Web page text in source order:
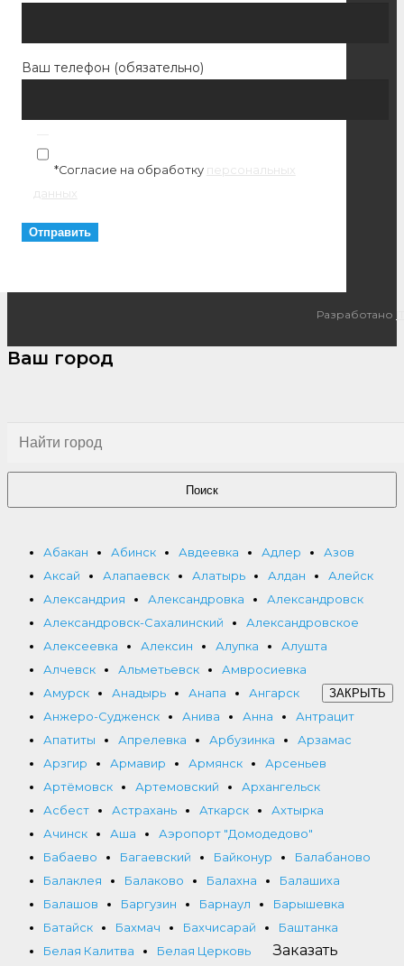
Ваш телефон (обязательно)
*Согласие на обработку персональных
данных
Разработано
Ваш город
Поиск
Абакан Абинск Авдеевка Адлер
Азов
Аксай
Алапаевск Алатырь Алдан
Алейск
Александрия
Александровка
Александровск
Александровск-Сахалинский
Александровское
Алексеевка
Алексин Алупка
Алушта
Алчевск
Альметьевск
Амвросиевка
Амурск
Анадырь Анапа
Ангарск
Анжеро-Судженск
Анива Анна
Антрацит
Апатиты
Апрелевка Арбузинка
Арзамас
Арзгир
Армавир Армянск
Арсеньев
Артёмовск
Артемовский
Архангельск
Асбест
Астрахань Аткарск
Ахтырка
Ачинск
Аша
Аэропорт "Домодедово"
Бабаево
Багаевский Байконур
Балабаново
Балаклея
Балаково Балахна
Балашиха
Балашов
Баргузин Барнаул
Барышевка
Батайск
Бахмач Бахчисарай
Баштанка
Белая Калитва
Белая Церковь
ЗАКРЫТЬ
Заказать